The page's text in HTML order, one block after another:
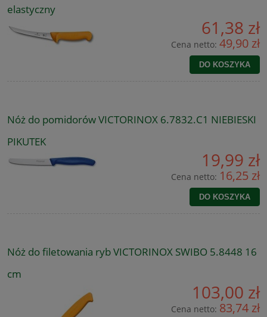
elastyczny
61,38 zł
Cena netto: 49,90 zł
DO KOSZYKA
Nóż do pomidorów VICTORINOX 6.7832.C1 NIEBIESKI
PIKUTEK
19,99 zł
Cena netto: 16,25 zł
DO KOSZYKA
Nóż do filetowania ryb VICTORINOX SWIBO 5.8448 16
cm
103,00 zł
Cena netto: 83,74 zł